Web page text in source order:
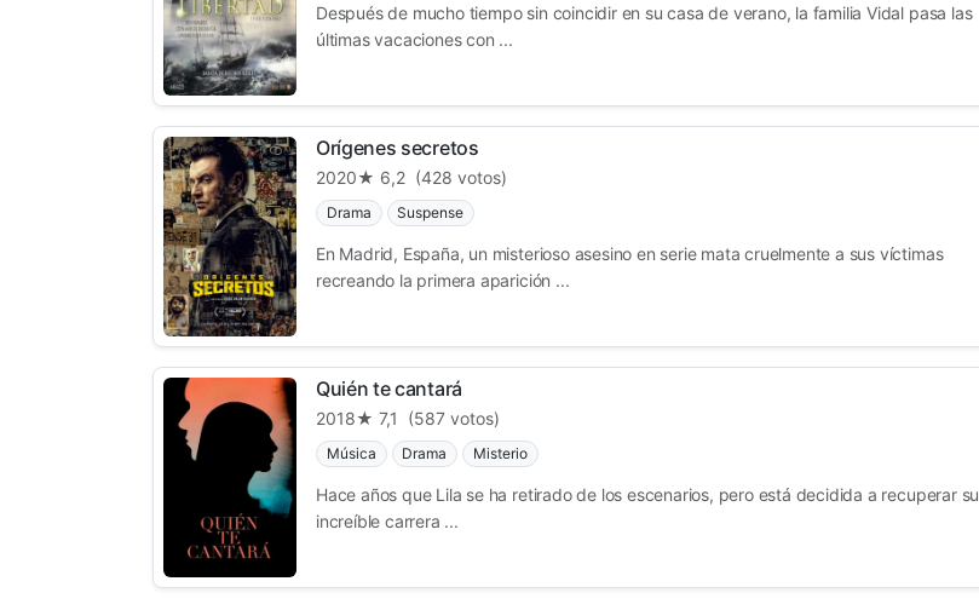
Después de mucho tiempo sin coincidir en su casa de verano, la familia Vidal pasa las
últimas vacaciones con ...
Orígenes secretos
2020★ 6,2 (428 votos)
Drama Suspense
En Madrid, España, un misterioso asesino en serie mata cruelmente a sus víctimas
recreando la primera aparición ...
Quién te cantará
2018★ 7,1 (587 votos)
Música Drama Misterio
Hace años que Lila se ha retirado de los escenarios, pero está decidida a recuperar su
increíble carrera ...